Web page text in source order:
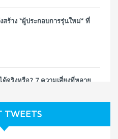
สร้าง “ผู้ประกอบการรุ่นใหม่” ที่
จริงหรือ? 7 ความเสี่ยงที่หลาย
TWEETS